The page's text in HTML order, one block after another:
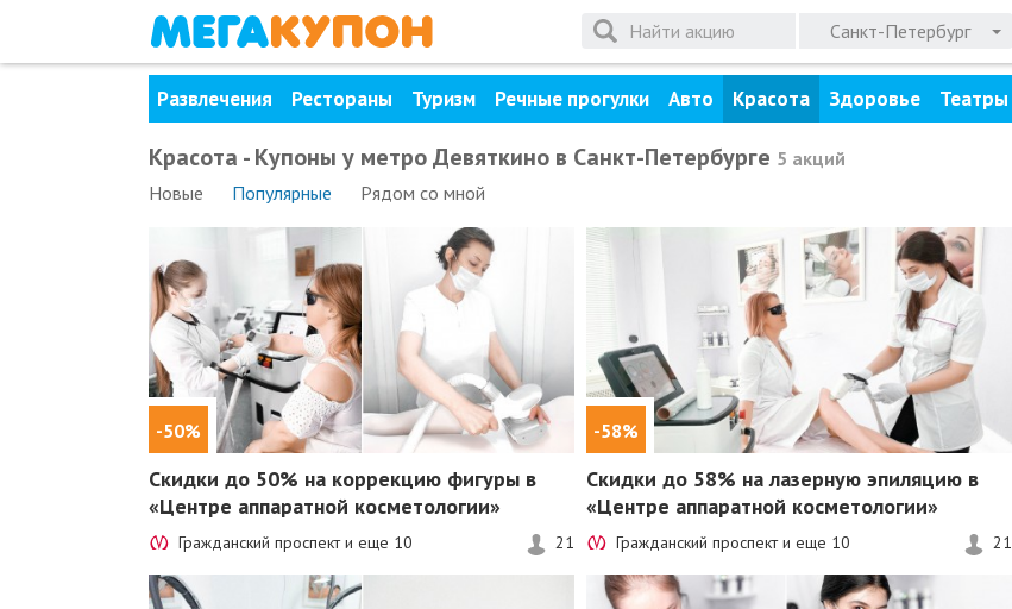
Санкт-Петербург
Развлечения Рестораны Туризм Речные прогулки Авто Красота Здоровье Театры
Красота - Купоны у метро Девяткино в Санкт-Петербурге 5 акций
Новые
Популярные Рядом со мной
-50%
Скидки до 50% на коррекцию фигуры в
«Центре аппаратной косметологии»
Гражданский проспект и еще 10 21
-58%
Скидки до 58% на лазерную эпиляцию в
«Центре аппаратной косметологии»
Гражданский проспект и еще 10 21